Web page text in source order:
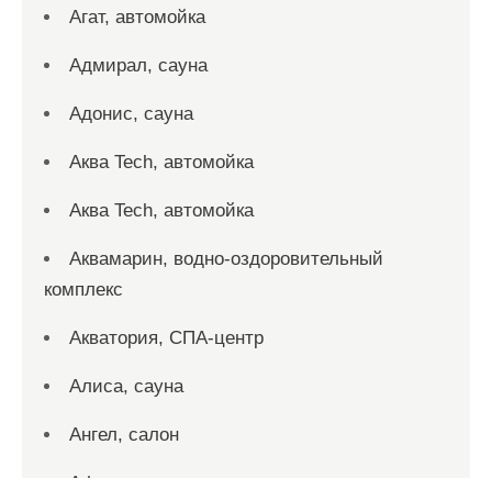
Агат, автомойка
Адмирал, сауна
Адонис, сауна
Аква Tech, автомойка
Аква Tech, автомойка
Аквамарин, водно-оздоровительный
комплекс
Акватория, СПА-центр
Алиса, сауна
Ангел, салон